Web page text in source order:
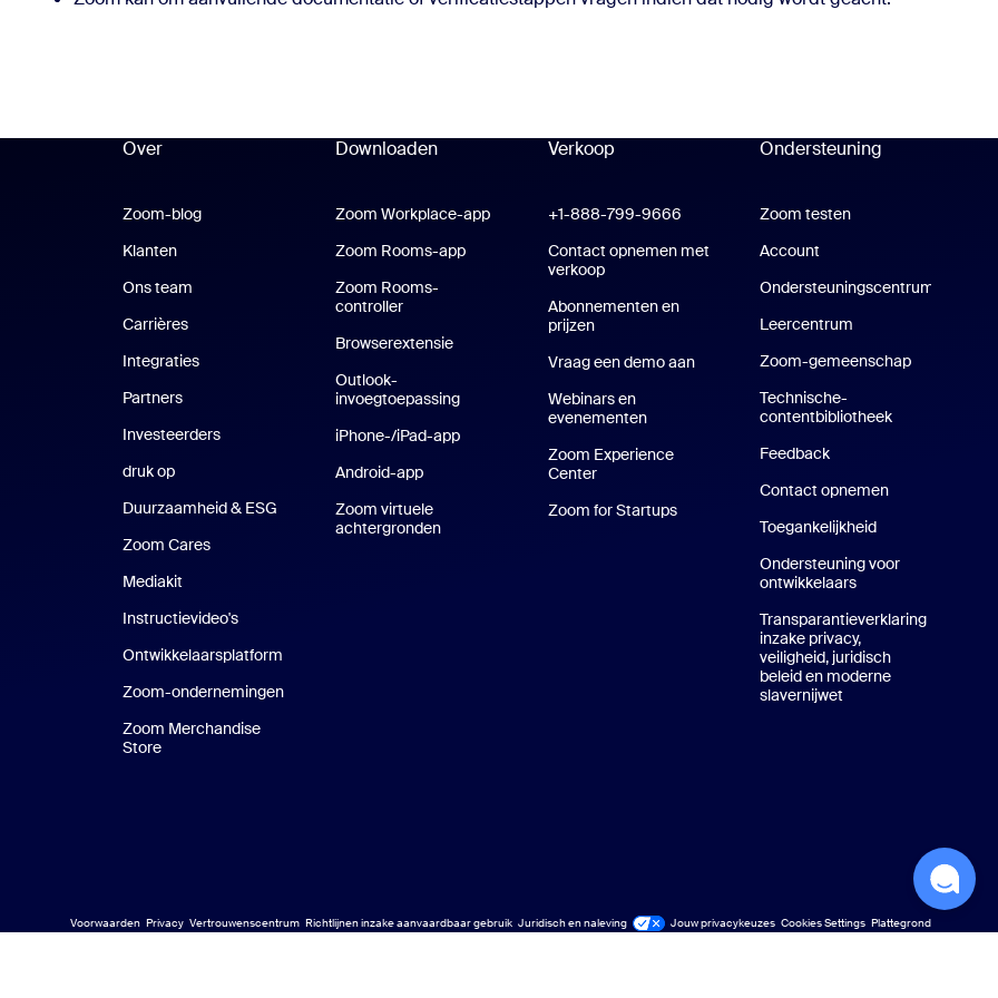
Over
Zoom-blog
Klanten
Ons team
Carrières
Integraties
Partners
Investeerders
druk op
Duurzaamheid & ESG Duurzaamheid en ESG
Zoom Cares
Mediakit
Instructievideo's
Ontwikkelaarsplatform
Zoom-ondernemingen
Zoom Merchandise
Store
Downloaden
Zoom Workplace-appZoom Workplace-app
Zoom Rooms-appZoom Rooms-app
Zoom Rooms-
controller
Browserextensie
Outlook-
invoegtoepassing
iPhone-/iPad-appiPhone-/iPad-app
Android-appAndroid-app
Zoom virtuele
achtergrondenVirtuele achtergronden in Zoom
Verkoop
+1-888-799-9666 Klik om te bellen
Contact opnemen met
verkoop
Abonnementen en
prijzenAbonnementen en prijzen
Vraag een demo aanEen demo aanvragen
Webinars en
evenementen
Zoom Experience
CenterZoom Experience Center
Zoom for StartupsZoom for Startups
Ondersteuning
Ondersteuning
Zoom testen
Account
Ondersteuningscentrum
Leercentrum
Zoom-gemeenschap
Technische-
contentbibliotheek
Feedback
Contact opnemen
Toegankelijkheid
Ondersteuning voor
ontwikkelaars
Transparantieverklaring
inzake privacy,
veiligheid, juridisch
beleid en moderne
slavernijwet
Voorwaarden Privacy Vertrouwenscentrum Richtlijnen inzake aanvaardbaar gebruik Juridisch en naleving
Juridisch en naleving Jouw privacykeuzes Cookies Settings Plattegrond
Plattegrond